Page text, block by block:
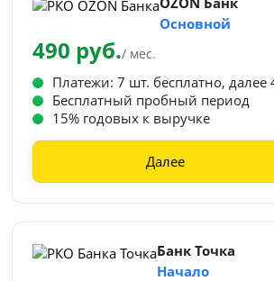
Основной
490 руб./ мес.
Платежи: 7 шт. бесплатно, далее
Бесплатный пробный период
15% годовых к выручке
Далее
Банк Точка
Начало